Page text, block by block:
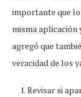
importante que
misma
agregó que
veracidad de los
Revisar si